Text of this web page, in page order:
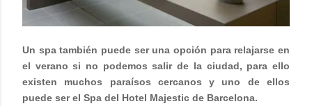
Un spa también puede ser una opción para relajarse en
el verano si no podemos salir de la ciudad, para ello
existen muchos paraísos cercanos y uno de ellos
puede ser el Spa del Hotel Majestic de Barcelona.